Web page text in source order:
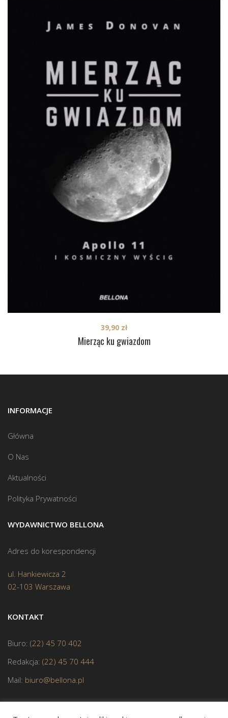
Mierząc ku gwiazdom
39,90 zł
INFORMACJE
Główna
O Nas
Aktualności
Polityka Prywatności
WYDAWNICTWO BELLONA
Adres do korespondencji
ul. Hankiewicza 2
02-103 Warszawa
KONTAKT
Biuro: (22) 45 70 402
Redakcja: (22) 45 70 444
Mail: biuro@bellona.pl